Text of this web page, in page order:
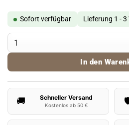
Sofort verfügbar Lieferung 1 -
Big Bottle Mr. Mint Aroma Sour Apple
In den
🚚 Schneller Versand
Kostenlos ab 50 €